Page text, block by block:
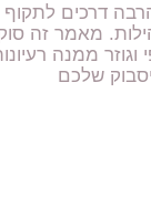
דרכים
מאמר זה
וגוזר ממנה
שלכם